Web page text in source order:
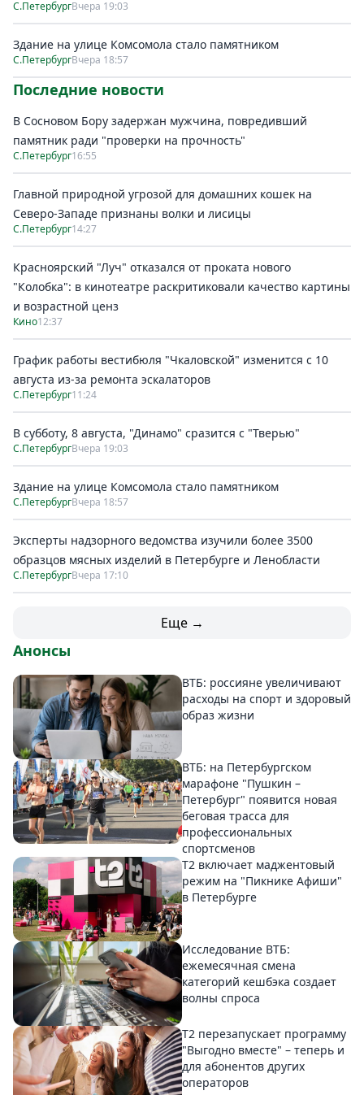
С.ПетербургВчера 19:03
Здание на улице Комсомола стало памятником
С.ПетербургВчера 18:57
Последние новости
В Сосновом Бору задержан мужчина, повредивший
памятник ради "проверки на прочность"
С.Петербург16:55
Главной природной угрозой для домашних кошек на
Северо-Западе признаны волки и лисицы
С.Петербург14:27
Красноярский "Луч" отказался от проката нового
"Колобка": в кинотеатре раскритиковали качество картины
и возрастной ценз
Кино12:37
График работы вестибюля "Чкаловской" изменится с 10
августа из-за ремонта эскалаторов
С.Петербург11:24
В субботу, 8 августа, "Динамо" сразится с "Тверью"
С.ПетербургВчера 19:03
Здание на улице Комсомола стало памятником
С.ПетербургВчера 18:57
Эксперты надзорного ведомства изучили более 3500
образцов мясных изделий в Петербурге и Ленобласти
С.ПетербургВчера 17:10
Еще →
Анонсы
ВТБ: россияне увеличивают
расходы на спорт и здоровый
образ жизни
ВТБ: на Петербургском
марафоне "Пушкин –
Петербург" появится новая
беговая трасса для
профессиональных
спортсменов
Т2 включает маджентовый
режим на "Пикнике Афиши"
в Петербурге
Исследование ВТБ:
ежемесячная смена
категорий кешбэка создает
волны спроса
Т2 перезапускает программу
"Выгодно вместе" – теперь и
для абонентов других
операторов